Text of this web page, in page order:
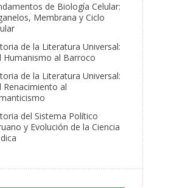
de Biología Celular:
Membrana y Ciclo
de la Literatura Universal:
Humanismo al Barroco
de la Literatura Universal:
Renacimiento al
del Sistema Político
y Evolución de la Ciencia